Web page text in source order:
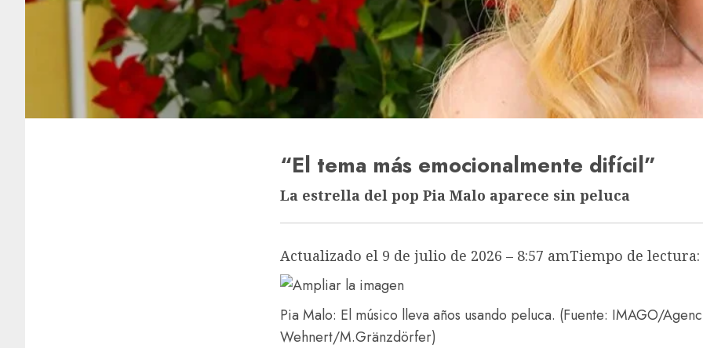
“El tema más emocionalmente difícil”
La estrella del pop Pia Malo aparece sin peluca
Actualizado el 9 de julio de 2026 – 8:57 amTiempo de
Pia Malo: El músico lleva años usando peluca. (Fuente: IMAGO/
Wehnert/M.Gränzdörfer)